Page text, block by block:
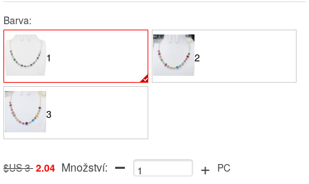
Barva:
1 2
3
$US 3 2.04 Množství: + PC